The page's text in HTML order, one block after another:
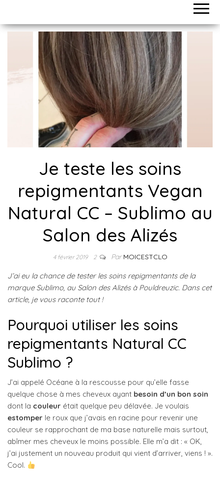
Je teste les soins
repigmentants Vegan
Natural CC – Sublimo au
Salon des Alizés
4 février 2019 2 ParMOICESTCLO
J’ai eu la chance de tester les soins repigmentants de la
marque Sublimo, au Salon des Alizés à Pouldreuzic. Dans cet
article, je vous raconte tout !
Pourquoi utiliser les soins
repigmentants Natural CC
Sublimo ?
J’ai appelé Océane à la rescousse pour qu’elle fasse
quelque chose à mes cheveux ayant besoin d’un bon soin
dont la couleur était quelque peu délavée. Je voulais
estomper le roux que j’avais en racine pour revenir une
couleur se rapprochant de ma base naturelle mais surtout,
abîmer mes cheveux le moins possible. Elle m’a dit : « OK,
j’ai justement un nouveau produit qui vient d’arriver, viens ! ».
Cool.